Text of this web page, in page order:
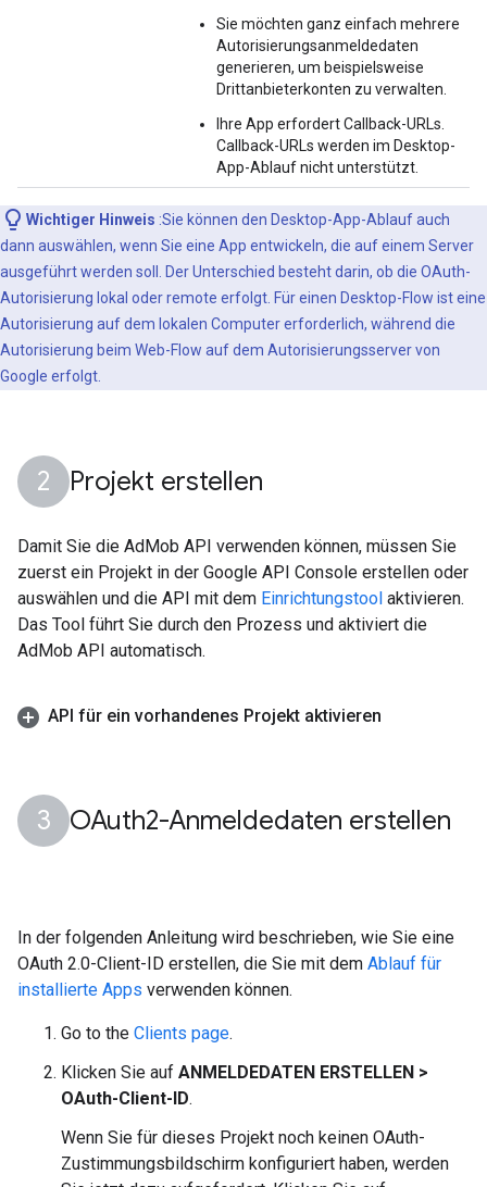
Sie möchten ganz einfach mehrere
Autorisierungsanmeldedaten
generieren, um beispielsweise
Drittanbieterkonten zu verwalten.
Ihre App erfordert Callback-URLs.
Callback-URLs werden im Desktop-
App-Ablauf nicht unterstützt.
Wichtiger Hinweis :Sie können den Desktop-App-Ablauf auch
dann auswählen, wenn Sie eine App entwickeln, die auf einem Server
ausgeführt werden soll. Der Unterschied besteht darin, ob die OAuth-
Autorisierung lokal oder remote erfolgt. Für einen Desktop-Flow ist eine
Autorisierung auf dem lokalen Computer erforderlich, während die
Autorisierung beim Web-Flow auf dem Autorisierungsserver von
Google erfolgt.
Projekt erstellen
Damit Sie die AdMob API verwenden können, müssen Sie
zuerst ein Projekt in der Google API Console erstellen oder
auswählen und die API mit dem Einrichtungstool aktivieren.
Das Tool führt Sie durch den Prozess und aktiviert die
AdMob API automatisch.
API für ein vorhandenes Projekt aktivieren
OAuth2-Anmeldedaten erstellen
In der folgenden Anleitung wird beschrieben, wie Sie eine
OAuth 2.0-Client-ID erstellen, die Sie mit dem Ablauf für
installierte Apps verwenden können.
Go to the Clients page.
Klicken Sie auf ANMELDEDATEN ERSTELLEN >
OAuth-Client-ID.
Wenn Sie für dieses Projekt noch keinen OAuth-
Zustimmungsbildschirm konfiguriert haben, werden